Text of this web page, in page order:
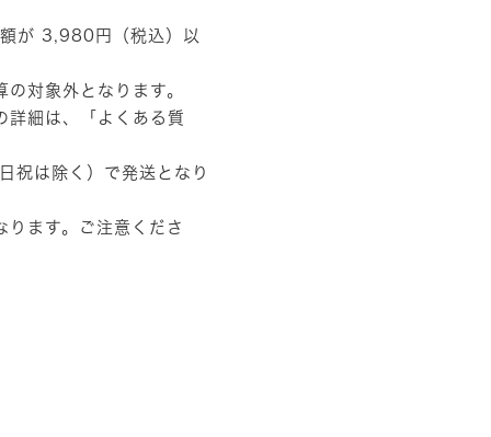
が 3,980円（税込）以
対象外となります。
細は、
「よくある質
祝は除く）で発送となり
ます。ご注意くださ